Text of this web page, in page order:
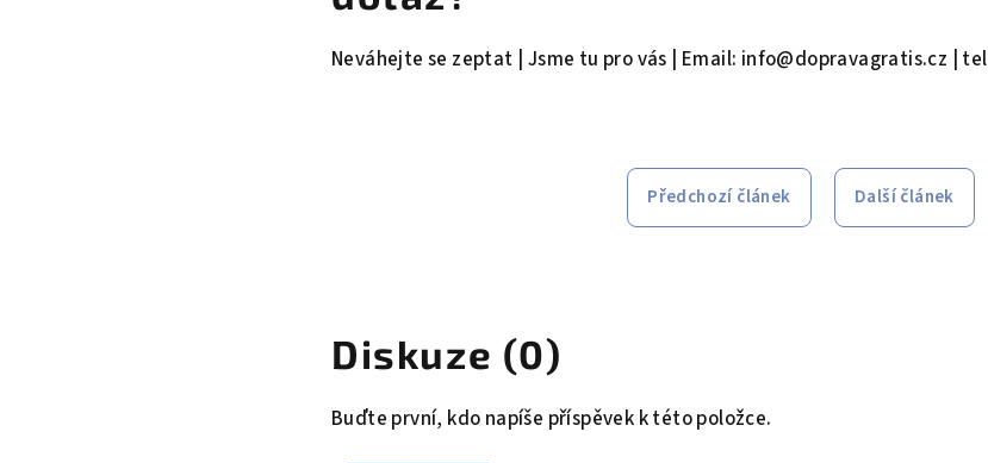
Neváhejte se zeptat | Jsme tu pro vás | Email: info@dopravagratis.cz |
Předchozí článek Další článek
Diskuze (0)
Buďte první, kdo napíše příspěvek k této položce.